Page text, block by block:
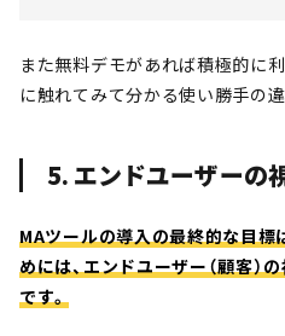
また無料デモがあれば積極的に
に触れてみて分かる使い勝手の
5. エンドユーザーの
MAツールの導入の最終的な目標
めには、エンドユーザー（顧客）
です。